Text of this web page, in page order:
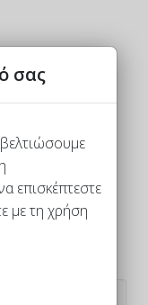
σας
επισκέπτεστε
με τη χρήση